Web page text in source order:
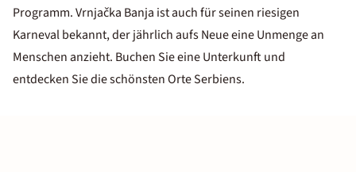
Programm. Vrnjačka Banja ist auch für seinen riesigen
Karneval bekannt, der jährlich aufs Neue eine Unmenge an
Menschen anzieht. Buchen Sie eine Unterkunft und
entdecken Sie die schönsten Orte Serbiens.